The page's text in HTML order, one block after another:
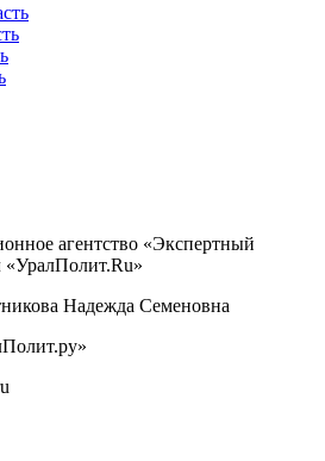
агентство «Экспертный
Надежда Семеновна